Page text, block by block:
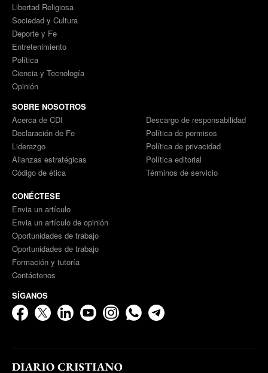
Libertad Religiosa
Sociedad y Cultura
Deporte y Fe
Entretenimiento
Política
Ciencia y Tecnología
Opinión
SOBRE NOSOTROS
Acerca de CDI
Declaración de Fe
Liderazgo
Alianzas estratégicas
Código de ética
Descargo de responsabilidad
Política de permisos
Política de privacidad
Política editorial
Términos de servicio
CONÉCTESE
Envia un artículo
Envia un artículo de opinión
Oportunidades de trabajo
Oportunidades de trabajo
Formación y tutoría
Contáctenos
SÍGANOS